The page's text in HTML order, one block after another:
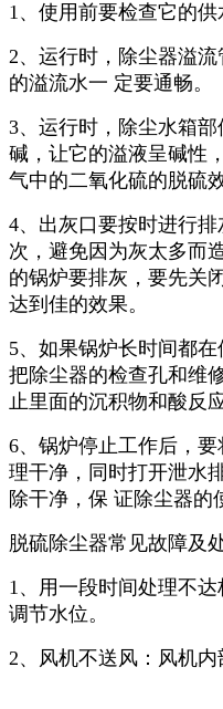
1、使用前要检查它的供
2、运行时，除尘器溢
的溢流水一 定要通畅。
3、运行时，除尘水箱
碱，让它的溢液呈碱性
气中的二氧化硫的脱硫效
4、出灰口要按时进行
次，避免因为灰太多而
的锅炉要排灰，要先关
达到佳的效果。
5、如果锅炉长时间都
把除尘器的检查孔和维
止里面的沉积物和酸反
6、锅炉停止工作后，
理干净，同时打开泄水
除干净，保 证除尘器的
脱硫除尘器常见故障及
1、用一段时间处理不
调节水位。
2、风机不送风：风机内